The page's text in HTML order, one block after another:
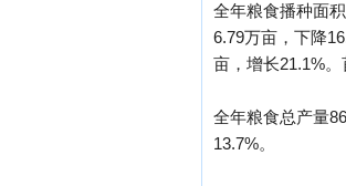
全年粮食播种面
6.79万亩，下降
亩，增长21.1%。
全年粮食总产量
13.7%。